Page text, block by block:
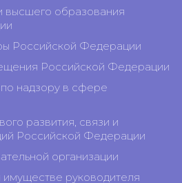
высшего образования
Российской Федерации
Российской Федерации
надзору в сфере
развития, связи и
Российской Федерации
организации
руководителя